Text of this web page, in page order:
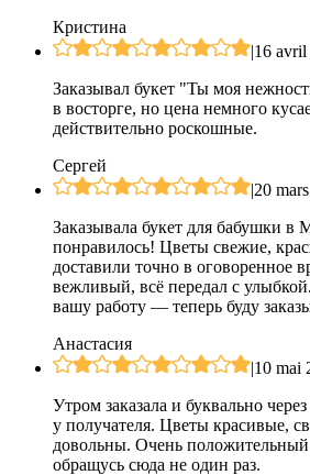
Кристина
|16
Заказывал букет "Ты моя
в восторге, но цена немного
действительно роскошные.
Сергей
|20
Заказывала букет для бабушки
понравилось! Цветы свежие,
доставили точно в оговоренное
вежливый, всё передал с
вашу работу — теперь буду
Анастасия
|10 mai
Утром заказала и буквально
у получателя. Цветы красивые,
довольны. Очень
обращусь сюда не один раз.